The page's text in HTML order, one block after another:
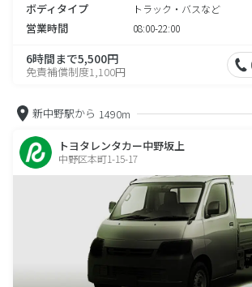
ボディタイプ トラック・バスなど
営業時間 08:00-22:00
6時間まで5,500円
免責補償制度1,100円
新中野駅から 1490m
トヨタレンタカー中野坂上
中野区本町1-15-17